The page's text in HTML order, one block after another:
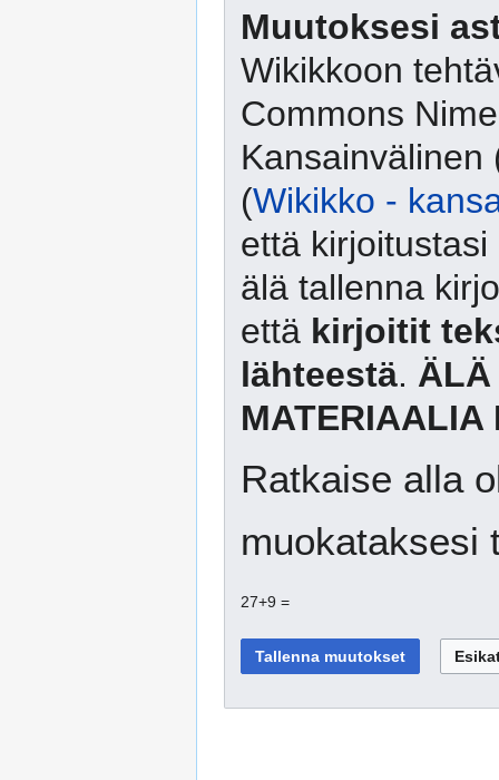
Muutoksesi
Wikikkoon
Commons
Kansainvälinen
(Wikikko -
että
älä tallenna
että kirjoitit
lähteestä. ÄLÄ
MATERIAALIA
Ratkaise alla
muokataksesi
27+9 =